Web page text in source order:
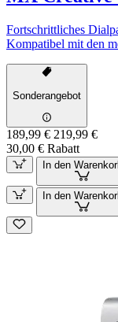
Fortschrittliches
Kompatibel mit den
Sonderangebot
189,99 € 219,99 €
30,00 € Rabatt
In den
In den